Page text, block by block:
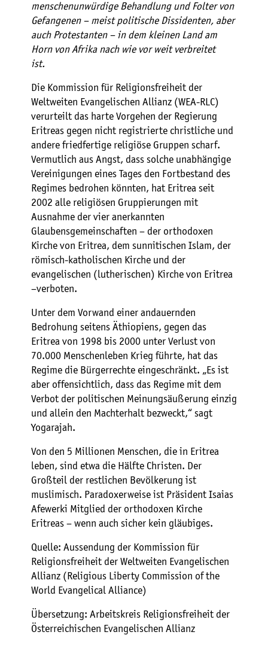
menschenunwürdige Behandlung und Folter von
Gefangenen – meist politische Dissidenten, aber
auch Protestanten – in dem kleinen Land am
Horn von Afrika nach wie vor weit verbreitet
ist.
Die Kommission für Religionsfreiheit der
Weltweiten Evangelischen Allianz (WEA-RLC)
verurteilt das harte Vorgehen der Regierung
Eritreas gegen nicht registrierte christliche und
andere friedfertige religiöse Gruppen scharf.
Vermutlich aus Angst, dass solche unabhängige
Vereinigungen eines Tages den Fortbestand des
Regimes bedrohen könnten, hat Eritrea seit
2002 alle religiösen Gruppierungen mit
Ausnahme der vier anerkannten
Glaubensgemeinschaften – der orthodoxen
Kirche von Eritrea, dem sunnitischen Islam, der
römisch-katholischen Kirche und der
evangelischen (lutherischen) Kirche von Eritrea
–verboten.
Unter dem Vorwand einer andauernden
Bedrohung seitens Äthiopiens, gegen das
Eritrea von 1998 bis 2000 unter Verlust von
70.000 Menschenleben Krieg führte, hat das
Regime die Bürgerrechte eingeschränkt. „Es ist
aber offensichtlich, dass das Regime mit dem
Verbot der politischen Meinungsäußerung einzig
und allein den Machterhalt bezweckt,“ sagt
Yogarajah.
Von den 5 Millionen Menschen, die in Eritrea
leben, sind etwa die Hälfte Christen. Der
Großteil der restlichen Bevölkerung ist
muslimisch. Paradoxerweise ist Präsident Isaias
Afewerki Mitglied der orthodoxen Kirche
Eritreas – wenn auch sicher kein gläubiges.
Quelle: Aussendung der Kommission für
Religionsfreiheit der Weltweiten Evangelischen
Allianz (Religious Liberty Commission of the
World Evangelical Alliance)
Übersetzung: Arbeitskreis Religionsfreiheit der
Österreichischen Evangelischen Allianz